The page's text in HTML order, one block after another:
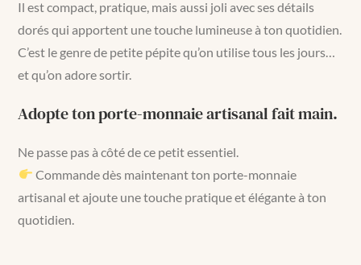
Il est compact, pratique, mais aussi joli avec ses détails
dorés qui apportent une touche lumineuse à ton quotidien.
C’est le genre de petite pépite qu’on utilise tous les jours…
et qu’on adore sortir.
Adopte ton porte-monnaie artisanal fait main.
Ne passe pas à côté de ce petit essentiel.
Commande dès maintenant ton porte-monnaie
artisanal et ajoute une touche pratique et élégante à ton
quotidien.